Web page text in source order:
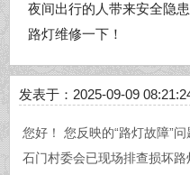
夜间出行的人带来安全隐
路灯维修一下！
发表于：2025-09-09
您好！ 您反映的“路灯故障”
石门村委会已现场排查损坏